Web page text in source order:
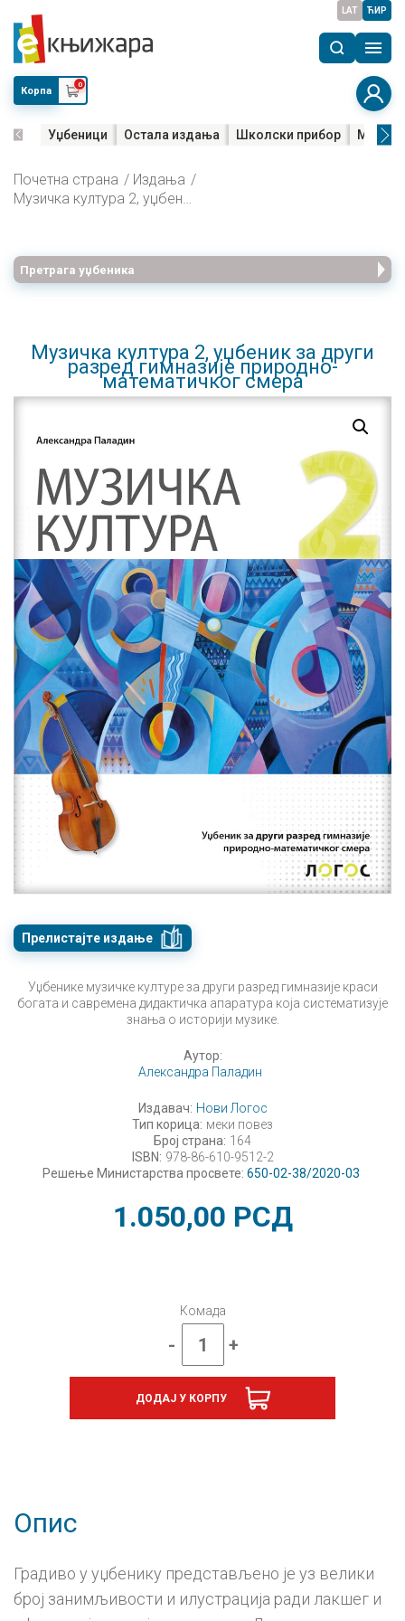
LAT ЋИР
Корпа
0
Уџбеници Остала издања Школски прибор Мала
Почетна страна
Издања
Музичка култура 2, уџбеник за други разред гимназије природно-математичког смера
Претрага уџбеника
Прелистајте издање
Музичка култура 2, уџбеник за други
разред гимназије природно-
математичког смера
Уџбенике музичке културе за други разред гимназије краси
богата и савремена дидактичка апаратура која систематизује
знања о историји музике.
Аутор:
Александра Паладин
Издавач: Нови Логос
Тип корица: меки повез
Број страна: 164
ISBN: 978-86-610-9512-2
Решење Министарства просвете: 650-02-38/2020-03
1.050,00 РСД
Комада
-
Музичка
култура
уџбеник
за
+
ДОДАЈ У КОРПУ
Опис
Градиво у уџбенику представљено је уз велики
број занимљивости и илустрација ради лакшег и